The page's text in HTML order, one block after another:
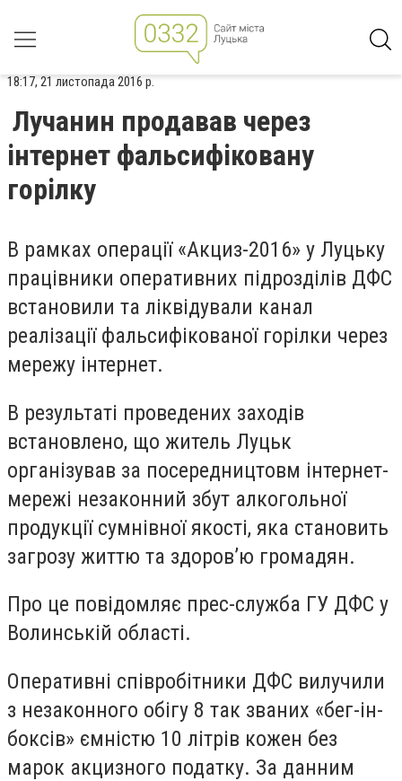
18:17, 21 листопада 2016 р.
Лучанин продавав через
інтернет фальсифіковану
горілку
В рамках операції «Акциз-2016» у Луцьку
працівники оперативних підрозділів ДФС
встановили та ліквідували канал
реалізації фальсифікованої горілки через
мережу інтернет.
В результаті проведених заходів
встановлено, що житель Луцьк
організував за посередництовм інтернет-
мережі незаконний збут алкогольної
продукції сумнівної якості, яка становить
загрозу життю та здоров’ю громадян.
Про це повідомляє прес-служба ГУ ДФС у
Волинській області.
Оперативні співробітники ДФС вилучили
з незаконного обігу 8 так званих «бег-ін-
боксів» ємністю 10 літрів кожен без
марок акцизного податку. За данним